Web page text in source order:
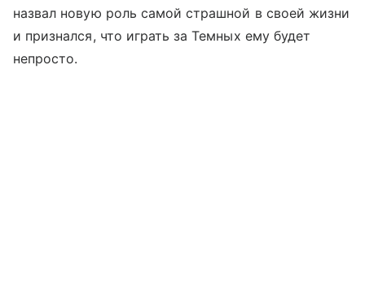
назвал новую роль самой страшной в своей жизни
и признался, что играть за Темных ему будет
непросто.